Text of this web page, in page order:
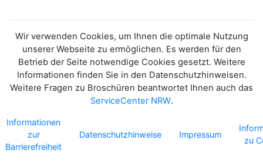
Wir verwenden Cookies, um Ihnen die optimale Nutzung
unserer Webseite zu ermöglichen. Es werden für den
Betrieb der Seite notwendige Cookies gesetzt. Weitere
Informationen finden Sie in den Datenschutzhinweisen.
Weitere Fragen zu Broschüren beantwortet Ihnen auch das
ServiceCenter NRW.
Informationen
zur
Barrierefreiheit
Datenschutzhinweise Impressum
zu